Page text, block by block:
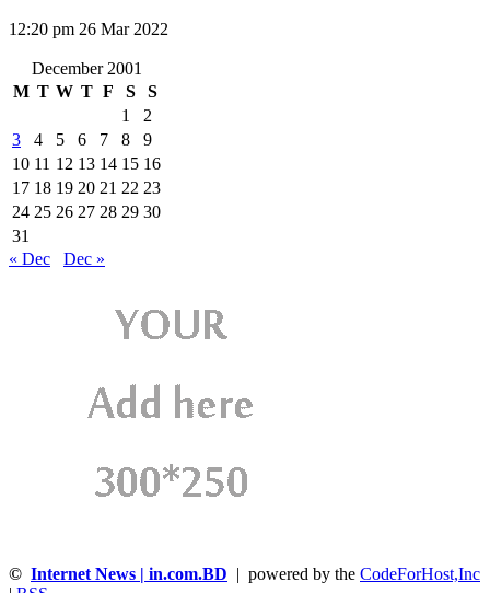
12:20 pm 26 Mar 2022
December 2001
M T W T F S
S
1
2
3
4 5 6 7 8
9
10 11 12 13 14 15 16
17 18 19 20 21 22 23
24 25 26 27 28 29 30
31
« Dec
Dec »
© Internet News | in.com.BD | powered by the CodeForHost,Inc